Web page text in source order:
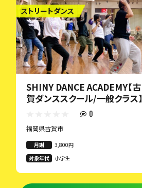
ストリートダンス
SHINY DANCE ACADEMY【古
賀ダンススクール/一般クラス】
0
福岡県古賀市
月謝
3,800円
対象年代
小学生